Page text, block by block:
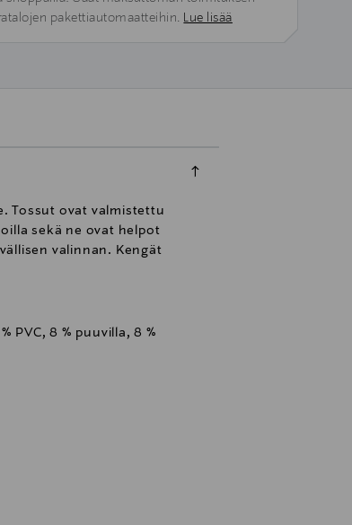
pakettiautomaatteihin. Lue lisää
Tossut ovat valmistettu
sekä ne ovat helpot
valinnan. Kengät
PVC, 8 % puuvilla, 8 %